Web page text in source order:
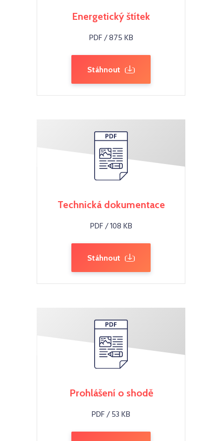
Energetický štítek
PDF / 875 KB
Stáhnout
Technická dokumentace
PDF / 108 KB
Stáhnout
Prohlášení o shodě
PDF / 53 KB